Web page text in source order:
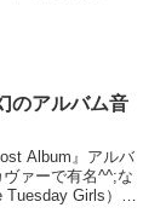
のアルバム音
Album』アルバ
ァーで有名^^;な
Tuesday Girls）で